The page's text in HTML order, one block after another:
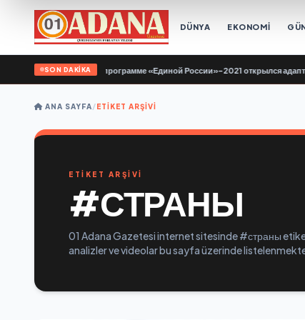
DÜNYA EKONOMİ
SON DAKİKA
по Народной программе «Единой России»-2021 открылся
ANA SAYFA/ETIKET ARŞIVI
ETİKET ARŞİVİ
#СТРАНЫ
01 Adana Gazetesi internet sitesinde #страны
analizler ve videolar bu sayfa üzerinde